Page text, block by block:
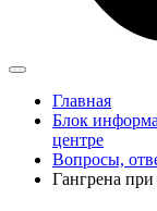
Главная
Блок
центре
Вопросы,
Гангрена